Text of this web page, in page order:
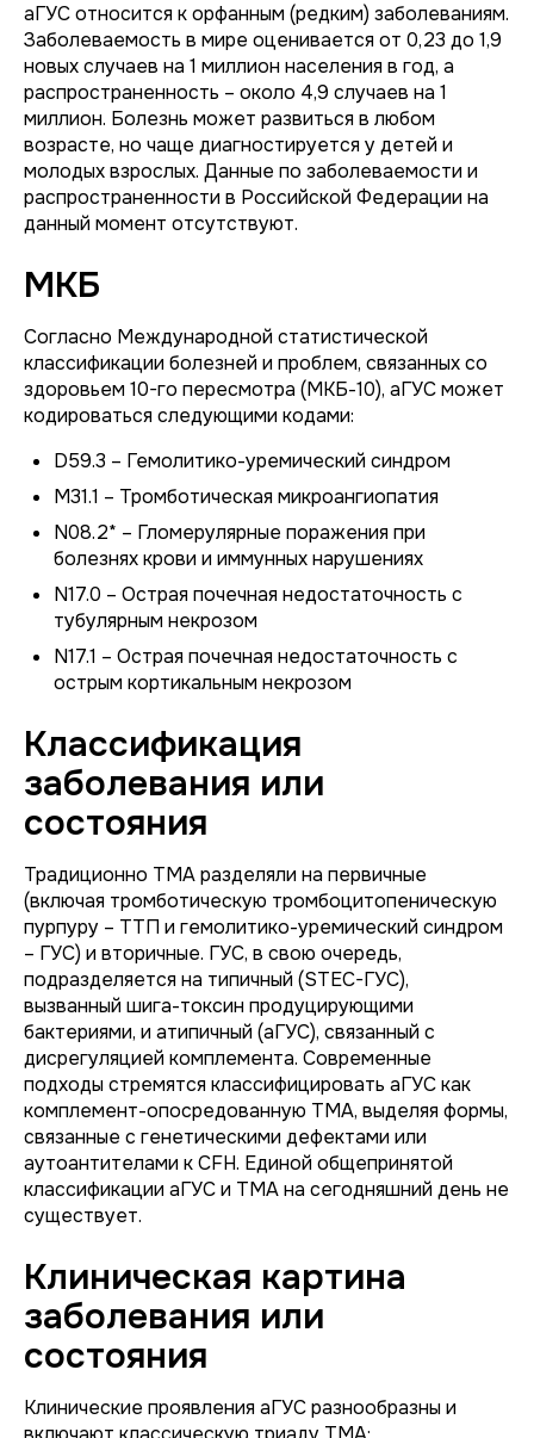
аГУС относится к орфанным (редким) заболеваниям.
Заболеваемость в мире оценивается от 0,23 до 1,9
новых случаев на 1 миллион населения в год, а
распространенность – около 4,9 случаев на 1
миллион. Болезнь может развиться в любом
возрасте, но чаще диагностируется у детей и
молодых взрослых. Данные по заболеваемости и
распространенности в Российской Федерации на
данный момент отсутствуют.
МКБ
Согласно Международной статистической
классификации болезней и проблем, связанных со
здоровьем 10-го пересмотра (МКБ-10), аГУС может
кодироваться следующими кодами:
D59.3 – Гемолитико-уремический синдром
M31.1 – Тромботическая микроангиопатия
N08.2* – Гломерулярные поражения при
болезнях крови и иммунных нарушениях
N17.0 – Острая почечная недостаточность с
тубулярным некрозом
N17.1 – Острая почечная недостаточность с
острым кортикальным некрозом
Классификация
заболевания или
состояния
Традиционно ТМА разделяли на первичные
(включая тромботическую тромбоцитопеническую
пурпуру – ТТП и гемолитико-уремический синдром
– ГУС) и вторичные. ГУС, в свою очередь,
подразделяется на типичный (STEC-ГУС),
вызванный шига-токсин продуцирующими
бактериями, и атипичный (аГУС), связанный с
дисрегуляцией комплемента. Современные
подходы стремятся классифицировать аГУС как
комплемент-опосредованную ТМА, выделяя формы,
связанные с генетическими дефектами или
аутоантителами к CFH. Единой общепринятой
классификации аГУС и ТМА на сегодняшний день не
существует.
Клиническая картина
заболевания или
состояния
Клинические проявления аГУС разнообразны и